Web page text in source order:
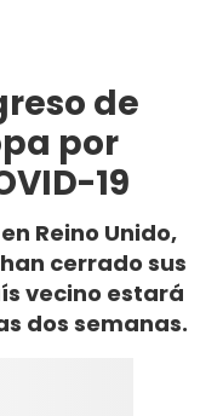
de
por
19
Reino Unido,
cerrado sus
vecino estará
dos semanas.